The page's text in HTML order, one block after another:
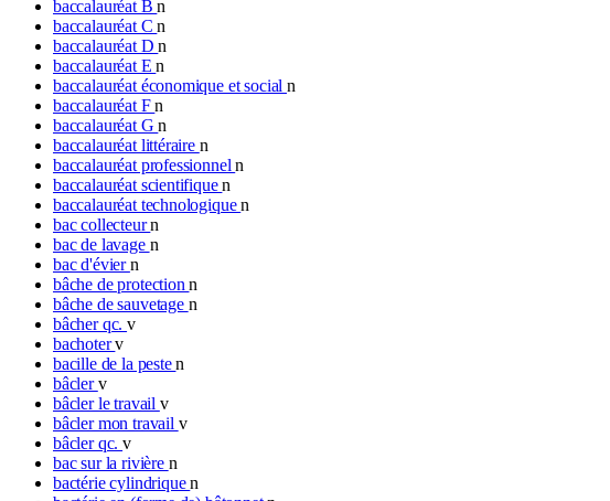
baccalauréat Bn
baccalauréat Cn
baccalauréat Dn
baccalauréat En
baccalauréat économique et socialn
baccalauréat Fn
baccalauréat Gn
baccalauréat littéraire n
baccalauréat professionneln
baccalauréat scientifiquen
baccalauréat technologiquen
bac collecteurn
bac de lavage n
bac d'éviern
bâche de protectionn
bâche de sauvetage n
bâcher qc.v
bachoterv
bacille de la pesten
bâclerv
bâcler le travail v
bâcler mon travail v
bâcler qc.v
bac sur la rivière n
bactérie cylindriquen